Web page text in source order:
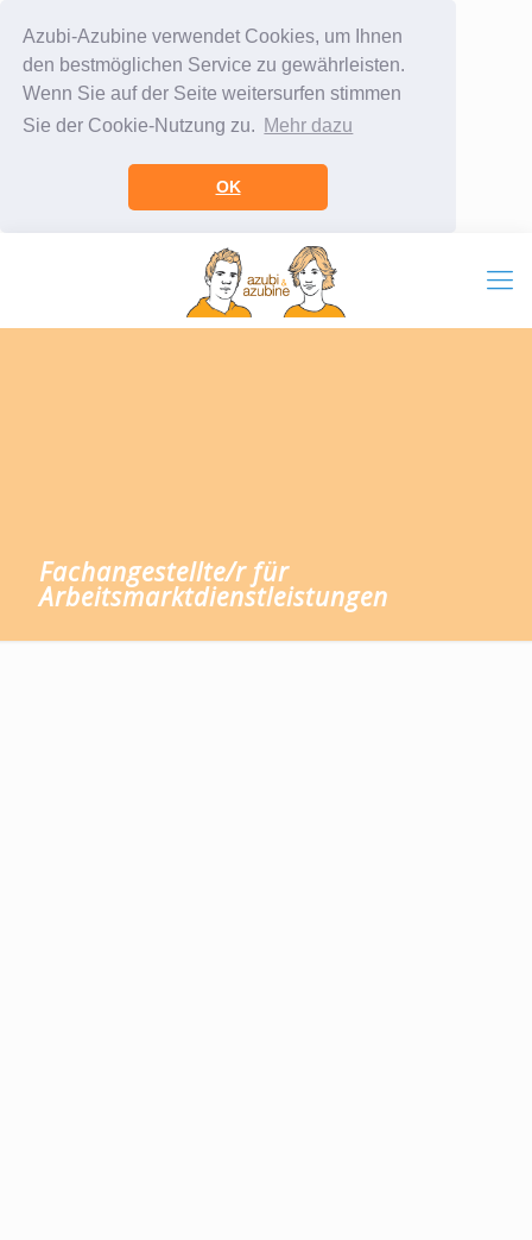
Azubi-Azubine verwendet Cookies, um Ihnen
den bestmöglichen Service zu gewährleisten.
Wenn Sie auf der Seite weitersurfen stimmen
Sie der Cookie-Nutzung zu. Mehr dazu
OK
Fachangestellte/r für
Arbeitsmarktdienstleistungen